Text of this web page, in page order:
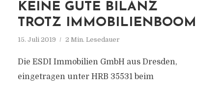
KEINE GUTE BILANZ
TROTZ IMMOBILIENBOOM
15. Juli 2019 2 Min. Lesedauer
Die ESDI Immobilien GmbH aus Dresden,
eingetragen unter HRB 35531 beim